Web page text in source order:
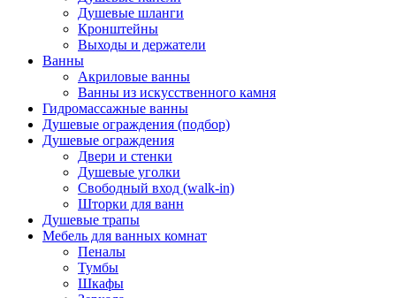
Душевые шланги
Кронштейны
Выходы и держатели
Ванны
Акриловые ванны
Ванны из искусственного камня
Гидромассажные ванны
Душевые ограждения (подбор)
Душевые ограждения
Двери и стенки
Душевые уголки
Свободный вход (walk-in)
Шторки для ванн
Душевые трапы
Мебель для ванных комнат
Пеналы
Тумбы
Шкафы